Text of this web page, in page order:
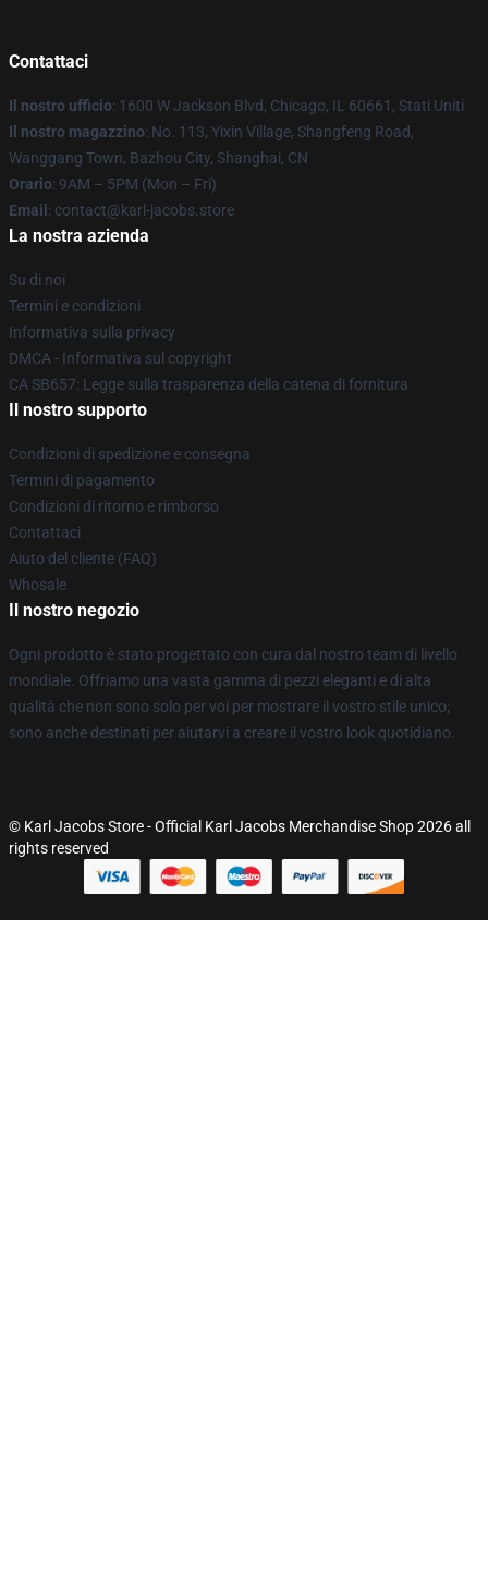
Contattaci
Il nostro ufficio: 1600 W Jackson Blvd, Chicago, IL 60661, Stati Uniti
Il nostro magazzino: No. 113, Yixin Village, Shangfeng Road,
Wanggang Town, Bazhou City, Shanghai, CN
Orario: 9AM – 5PM (Mon – Fri)
Email : contact@karl-jacobs.store
La nostra azienda
Su di noi
Termini e condizioni
Informativa sulla privacy
DMCA - Informativa sul copyright
CA SB657: Legge sulla trasparenza della catena di fornitura
Il nostro supporto
Condizioni di spedizione e consegna
Termini di pagamento
Condizioni di ritorno e rimborso
Contattaci
Aiuto del cliente (FAQ)
Whosale
Il nostro negozio
Ogni prodotto è stato progettato con cura dal nostro team di livello
mondiale. Offriamo una vasta gamma di pezzi eleganti e di alta
qualità che non sono solo per voi per mostrare il vostro stile unico;
sono anche destinati per aiutarvi a creare il vostro look quotidiano.
© Karl Jacobs Store - Official Karl Jacobs Merchandise Shop 2026 all
rights reserved